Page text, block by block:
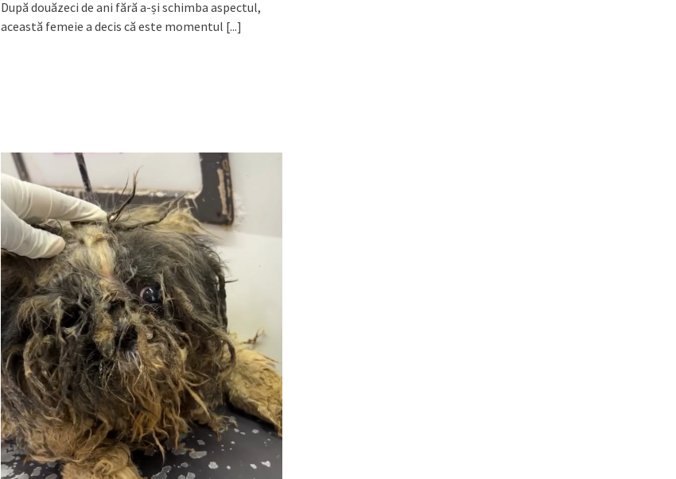
După douăzeci de ani fără a-și schimba aspectul,
această femeie a decis că este momentul [...]